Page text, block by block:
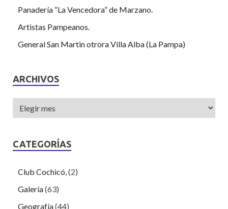
Panadería “La Vencedora” de Marzano.
Artistas Pampeanos.
General San Martin otrora Villa Alba (La Pampa)
ARCHIVOS
CATEGORÍAS
Club Cochicó,(2)
Galería(63)
Geografía(44)